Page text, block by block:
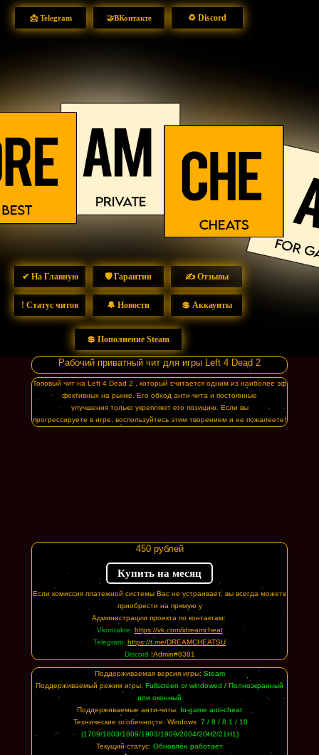
✍ Отзывы
🛡 Гарантии
💲 Аккаунты
💲 Пополнение Steam
🔔 Новости
! Статус читов
✔ На Главную
♻ Discord
📩 Telegram 🤝ВКонтакте
Рабочий приватный чит для игры Left 4 Dead 2
Топовый чит на Left 4 Dead 2 , который считается одним из наиболее эф
фективных на рынке. Его обход анти-чита и постоянные
улучшения только укрепляют его позицию. Если вы
прогрессируете в игре, воспользуйтесь этим творением и не пожалеете!
Поддерживаемая версия игры: Steam
Поддерживаемый режим игры: Fullscreen or windowed / Полноэкранный
или оконный
Поддерживаемые анти-читы: In-game anti-cheat
Технические особенности: Windows 7 / 8 / 8.1 / 10
(1709/1803/1809/1903/1909/2004/20Н2/21Н1)
Текущий статус: Обновлён работает
450 рублей
Если комиссия платежной системы Вас не устраивает, вы всегда можете
приобрести на прямую у
Администрации проекта по контактам:
Vkontakte: https://vk.com/idreamcheat
Telegram: https://t.me/DREAMCHEATSU
Discord !Admin#8381
Купить на месяц